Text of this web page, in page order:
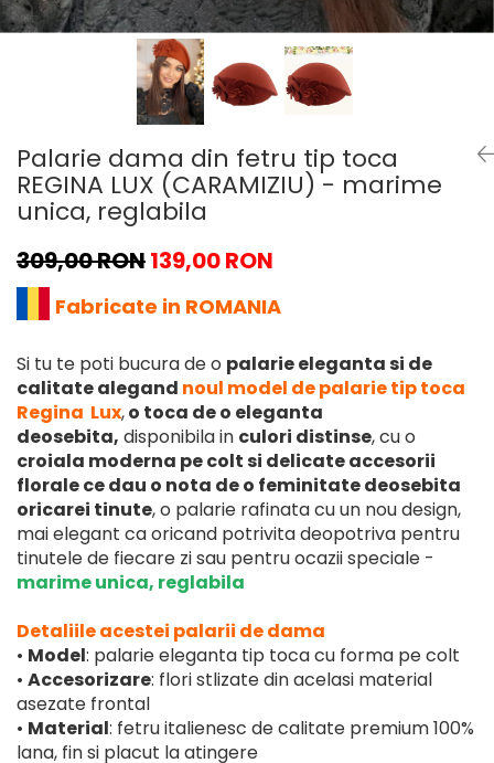
Palarie dama din fetru tip toca
REGINA LUX (CARAMIZIU) - marime
unica, reglabila
309,00 RON139,00 RON
Fabricate in ROMANIA
Si tu te poti bucura de o palarie eleganta si de
calitate alegand noul model de palarie tip toca
Regina Lux,o toca de o eleganta
deosebita, disponibila in culori distinse, cu o
croiala moderna pe colt si delicate accesorii
florale ce dau o nota de o feminitate deosebita
oricarei tinute, o palarie rafinata cu un nou design,
mai elegant ca oricand potrivita deopotriva pentru
tinutele de fiecare zi sau pentru ocazii speciale -
marime unica, reglabila
Detaliile acestei palarii de dama
• Model: palarie eleganta tip toca cu forma pe colt
• Accesorizare: flori stlizate din acelasi material
asezate frontal
• Material: fetru italienesc de calitate premium 100%
lana, fin si placut la atingere